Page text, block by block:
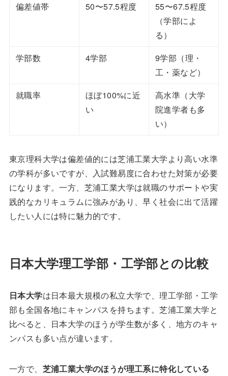
偏差値帯
50〜57.5程度
55〜67.5程度
（学部によ
る）
学部数
4学部
9学部（理・
工・薬など）
就職率
ほぼ100%に近
い
高水準（大学
院進学者も多
い）
東京理科大学は偏差値的には芝浦工業大学より高い水準
の学科が多いですが、入試難易度に合わせた対策が必要
になります。一方、芝浦工業大学は就職のサポートや実
践的なカリキュラムに強みがあり、早く社会に出て活躍
したい人には特に魅力的です。
日本大学理工学部・工学部との比較
日本大学は日本最大規模の私立大学で、理工学部・工学
部も全国各地にキャンパスを持ちます。芝浦工業大学と
比べると、日本大学のほうが学生数が多く、地方のキャ
ンパスも多い点が違います。
一方で、 芝浦工業大学のほうが理工系に特化している